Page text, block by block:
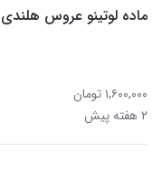
ماده لوتینو عروس
۱,۶۰۰,۰۰۰ تومان
۲ هفته پیش